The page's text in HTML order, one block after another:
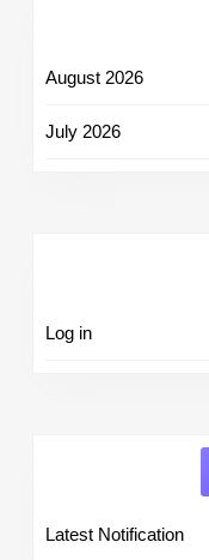
August 2026
July 2026
Log in
Latest Notification